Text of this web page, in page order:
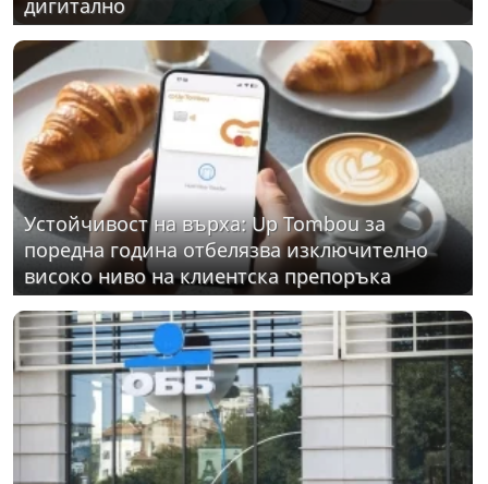
дигитално
Устойчивост на върха: Up Tombou за
поредна година отбелязва изключително
високо ниво на клиентска препоръка